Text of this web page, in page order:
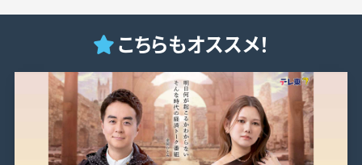
こちらもオススメ！